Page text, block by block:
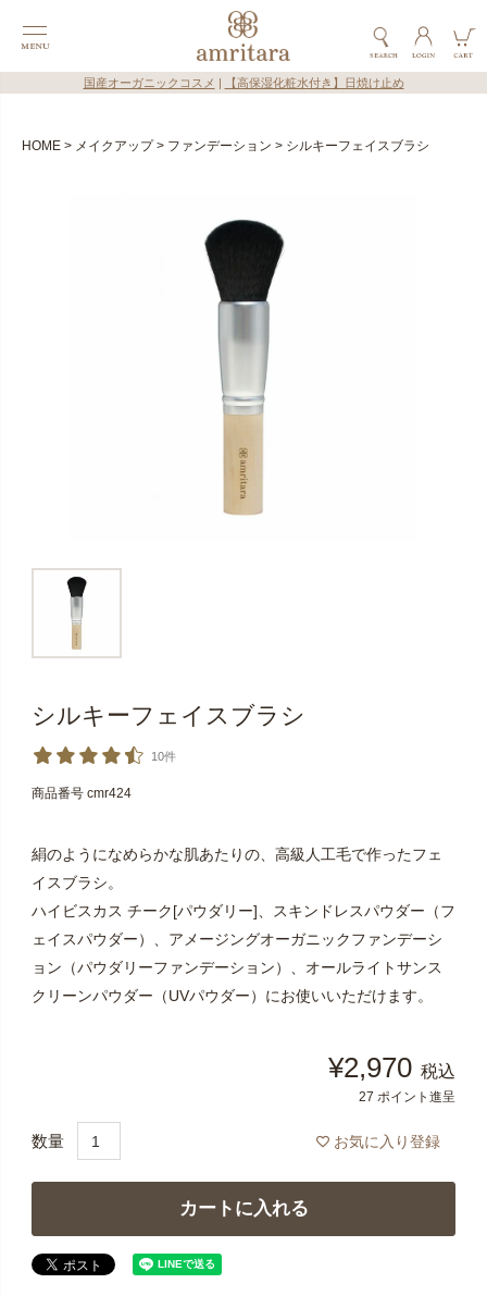
国産オーガニックコスメ 【高保湿化粧水付き】日焼け止め
HOME メイクアップ ファンデーション シルキーフェイスブラシ
シルキーフェイスブラシ
10件
商品番号 cmr424
絹のようになめらかな肌あたりの、高級人工毛で作ったフェ
イスブラシ。
ハイビスカス チーク[パウダリー]、スキンドレスパウダー（フ
ェイスパウダー）、アメージングオーガニックファンデーシ
ョン（パウダリーファンデーション）、オールライトサンス
クリーンパウダー（UVパウダー）にお使いいただけます。
¥2,970 税込
27 ポイント進呈
お気に入り登録
カートに入れる